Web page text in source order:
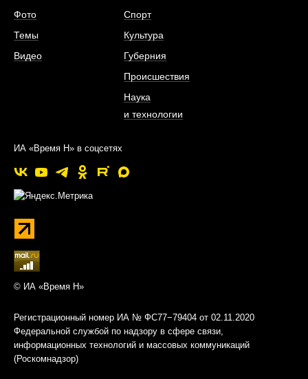
Фото
Темы
Видео
Спорт
Культура
Губерния
Происшествия
Наука
и технологии
ИА «Время Н» в соцсетях
© ИА «Время Н»
Регистрационный номер ИА № ФС77−79404 от 02.11.2020
Федеральной службой по надзору в сфере связи,
информационных технологий и массовых коммуникаций
(Роскомнадзор)